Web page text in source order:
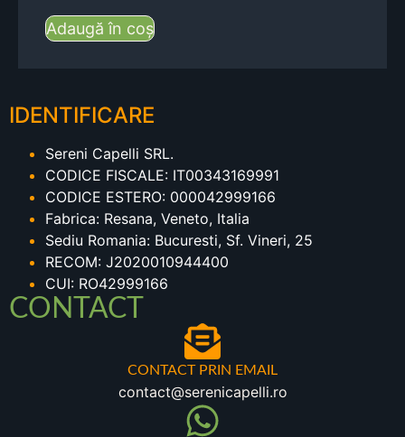
Adaugă în coș
IDENTIFICARE
Sereni Capelli SRL.
CODICE FISCALE: IT00343169991
CODICE ESTERO: 000042999166
Fabrica: Resana, Veneto, Italia
Sediu Romania: Bucuresti, Sf. Vineri, 25
RECOM: J2020010944400
CUI: RO42999166
CONTACT
CONTACT PRIN EMAIL
contact@serenicapelli.ro